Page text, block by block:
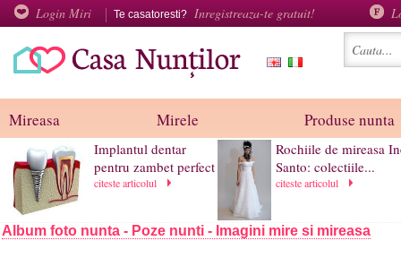
Login Miri Te casatoresti? Inregistreaza-te gratuit!
Mireasa Mirele Produse nunta
Implantul dentar
pentru zambet perfect
citeste articolul
Rochiile de mireasa
Santo: colectiile...
citeste articolul
Album foto nunta - Poze nunti - Imagini mire si mireasa